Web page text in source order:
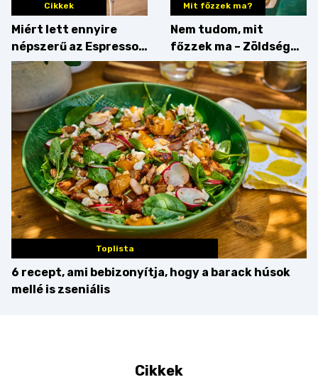
Cikkek
Miért lett ennyire
népszerű az Espresso
Martini – és mit
érdemes enni mellé?
Mit főzzek ma?
Nem tudom, mit
főzzek ma – Zöldség
minden mennyiségben
Toplista
6 recept, ami bebizonyítja, hogy a barack húsok
mellé is zseniális
Cikkek